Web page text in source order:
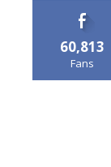
60,813
Fans